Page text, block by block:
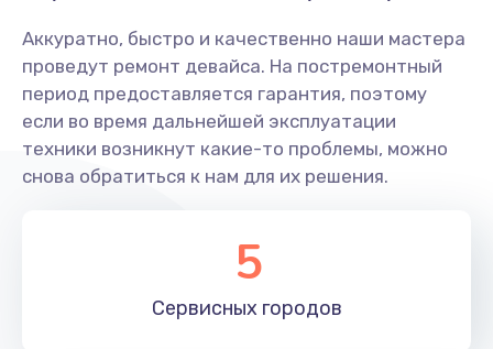
450 руб.
Заказать
Ремонт GPS-модуля
650 руб.
Ремонт динамика
Заказать
Аккуратно, быстро и качественно наши мастера
проведут ремонт девайса. На постремонтный
период предоставляется гарантия, поэтому
если во время дальнейшей эксплуатации
техники возникнут какие-то проблемы, можно
снова обратиться к нам для их решения.
5
Сервисных городов